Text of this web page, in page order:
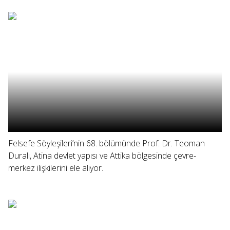
Felsefe Söyleşileri’nin 68. bölümünde Prof. Dr. Teoman
Duralı, Atina devlet yapısı ve Attika bölgesinde çevre-
merkez ilişkilerini ele alıyor.